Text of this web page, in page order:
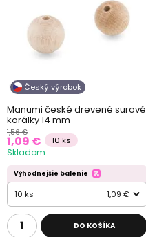
Český výrobok
Manumi české drevené surové
korálky 14 mm
1,56 €
1,09 € 10 ks
Skladom
Výhodnejšie balenie
10 ks 1,09 €
DO KOŠÍKA